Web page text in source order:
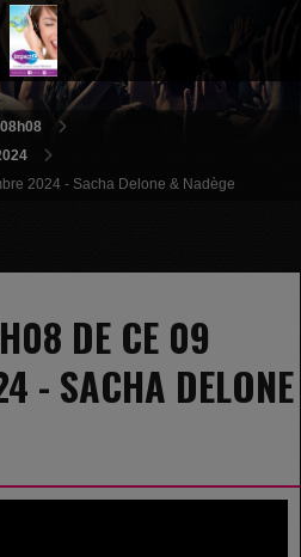
08h08
2024 - Sacha Delone & Nadège
DE CE 09
- SACHA DELONE